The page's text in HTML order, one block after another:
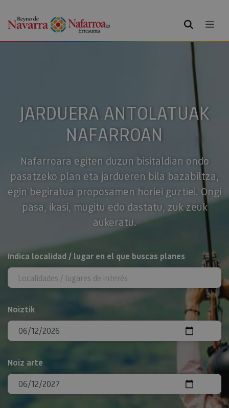
BILATU
JARDUERA ANTOLATUAK
NAFARROAN
Nafarroara egiten duzun bisitaldian ondo
pasatzeko plan eta jardueren bila bazabiltza,
egin begiratua proposamen horiei guztiei. Ongi
pasa, ikasi, mugitu edo dastatu, zuk zeuk
aukeratu.
BILATU
Indica localidad / lugar en el que buscas planes
Noiztik
Noiz arte